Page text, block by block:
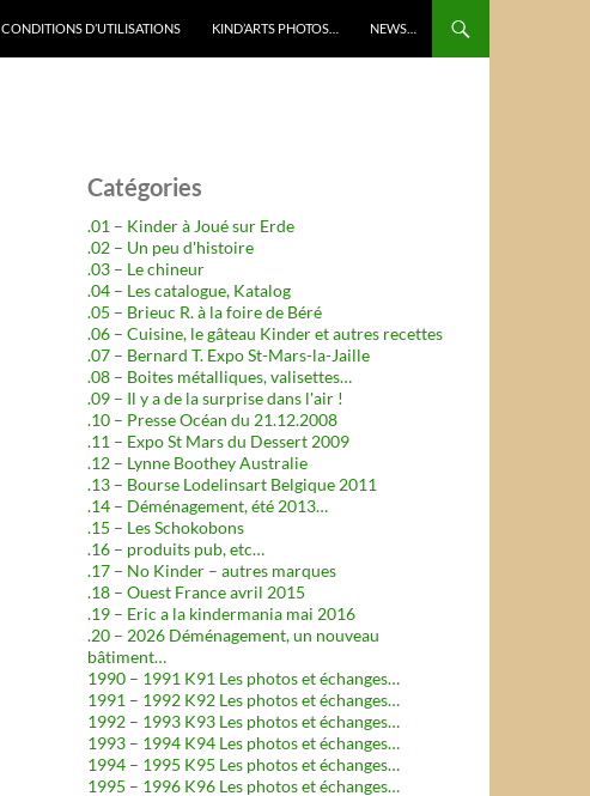
CONDITIONS D’UTILISATIONS KIND’ARTS PHOTOS… NEWS…
Catégories
.01 – Kinder à Joué sur Erde
.02 – Un peu d'histoire
.03 – Le chineur
.04 – Les catalogue, Katalog
.05 – Brieuc R. à la foire de Béré
.06 – Cuisine, le gâteau Kinder et autres recettes
.07 – Bernard T. Expo St-Mars-la-Jaille
.08 – Boites métalliques, valisettes…
.09 – Il y a de la surprise dans l'air !
.10 – Presse Océan du 21.12.2008
.11 – Expo St Mars du Dessert 2009
.12 – Lynne Boothey Australie
.13 – Bourse Lodelinsart Belgique 2011
.14 – Déménagement, été 2013…
.15 – Les Schokobons
.16 – produits pub, etc…
.17 – No Kinder – autres marques
.18 – Ouest France avril 2015
.19 – Eric a la kindermania mai 2016
.20 – 2026 Déménagement, un nouveau
bâtiment…
1990 – 1991 K91 Les photos et échanges…
1991 – 1992 K92 Les photos et échanges…
1992 – 1993 K93 Les photos et échanges…
1993 – 1994 K94 Les photos et échanges…
1994 – 1995 K95 Les photos et échanges…
1995 – 1996 K96 Les photos et échanges…